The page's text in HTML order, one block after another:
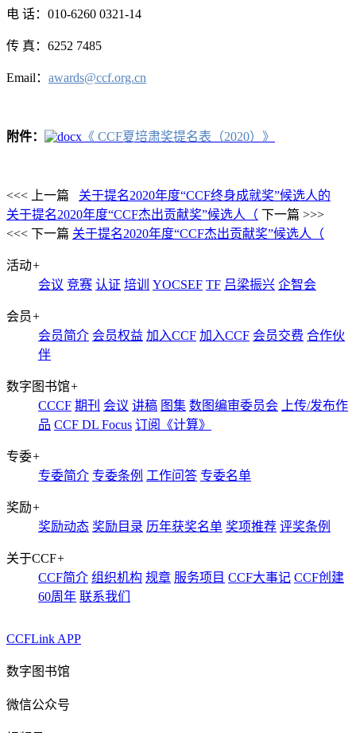
电 话：010-6260 0321-14
传 真：6252 7485
Email： awards@ccf.org.cn
附件： 《 CCF夏培肃奖提名表（2020）》
<<< 上一篇
关于提名2020年度“CCF终身成就奖”候选人的
关于提名2020年度“CCF杰出贡献奖”候选人（ 下一篇 >>>
<<< 下一篇 关于提名2020年度“CCF杰出贡献奖”候选人（
活动+
会议 竞赛 认证 培训 YOCSEF TF 吕梁振兴 企智会
会员+
会员简介 会员权益 加入CCF 加入CCF 会员交费 合作伙
伴
数字图书馆+
CCCF 期刊 会议 讲稿 图集 数图编审委员会
上传/发布作
品 CCF DL Focus 订阅《计算》
专委+
专委简介 专委条例 工作问答 专委名单
奖励+
奖励动态 奖励目录 历年获奖名单 奖项推荐 评奖条例
关于CCF+
CCF简介 组织机构 规章 服务项目 CCF大事记 CCF创建
60周年 联系我们
CCFLink APP
数字图书馆
微信公众号